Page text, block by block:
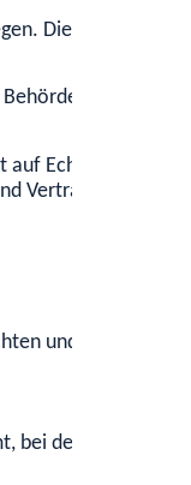
Diese fertigen
(
Echtheit und
Vertrauensanwälte.
und ein
dem Sie die